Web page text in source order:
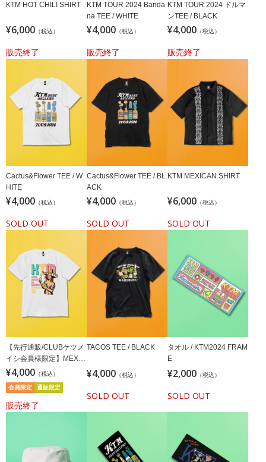
KTM HOT CHILI SHIRT
¥6,000 （税込）
販売終了
KTM TOUR 2024 Banda
na TEE / WHITE
¥4,000 （税込）
販売終了
KTM TOUR 2024 ドルマ
ンTEE / BLACK
¥4,000 （税込）
販売終了
Cactus&Flower TEE / W
HITE
¥4,000 （税込）
SOLD OUT
Cactus&Flower TEE / BL
ACK
¥4,000 （税込）
SOLD OUT
KTM MEXICAN SHIRT
¥6,000 （税込）
SOLD OUT
【先行通販/CLUBケツメ
イシ会員様限定】MEXIC
AN GIRL TEE / WHITE
¥4,000 （税込）
会員限定 通販限定
販売終了
TACOS TEE / BLACK
¥4,000 （税込）
SOLD OUT
タオル / KTM2024 FRAM
E
¥2,000 （税込）
SOLD OUT